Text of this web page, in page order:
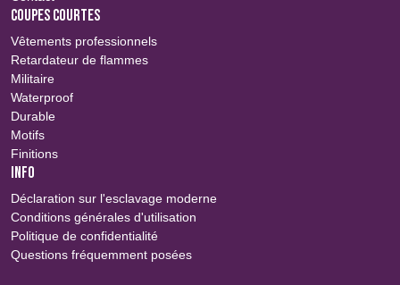
COUPES COURTES
Vêtements professionnels
Retardateur de flammes
Militaire
Waterproof
Durable
Motifs
Finitions
INFO
Déclaration sur l'esclavage moderne
Conditions générales d'utilisation
Politique de confidentialité
Questions fréquemment posées